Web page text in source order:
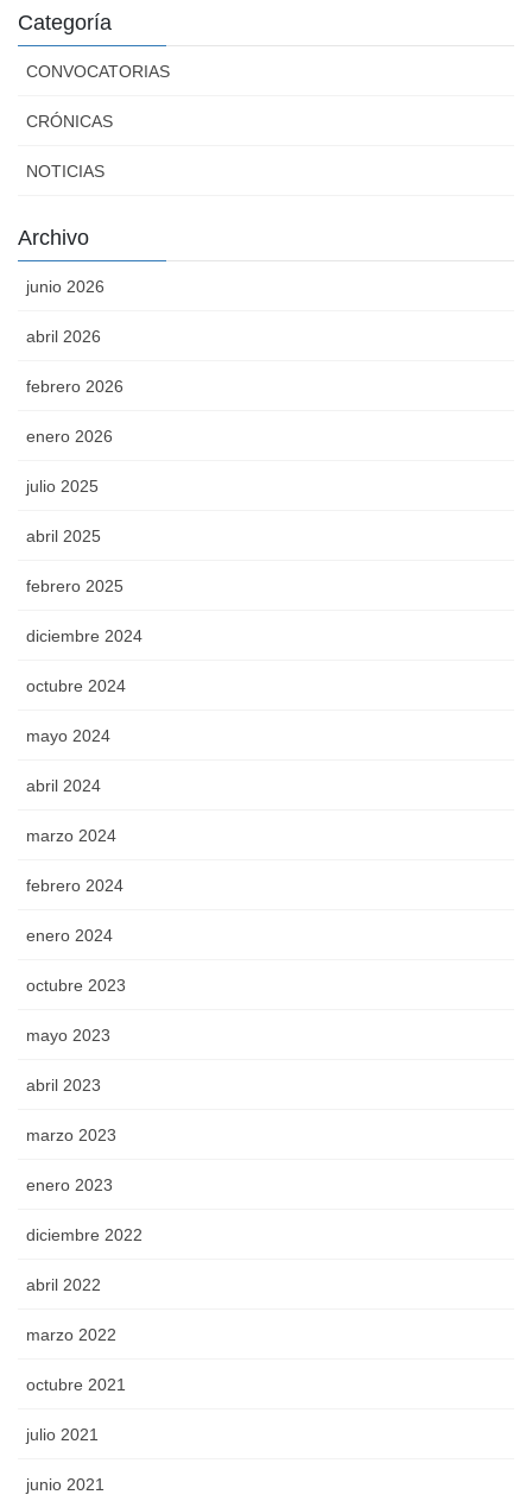
Categoría
CONVOCATORIAS
CRÓNICAS
NOTICIAS
Archivo
junio 2026
abril 2026
febrero 2026
enero 2026
julio 2025
abril 2025
febrero 2025
diciembre 2024
octubre 2024
mayo 2024
abril 2024
marzo 2024
febrero 2024
enero 2024
octubre 2023
mayo 2023
abril 2023
marzo 2023
enero 2023
diciembre 2022
abril 2022
marzo 2022
octubre 2021
julio 2021
junio 2021